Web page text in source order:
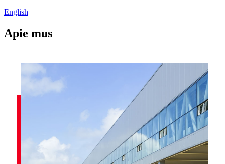
English
Apie mus